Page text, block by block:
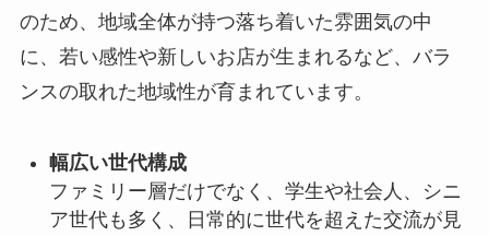
のため、地域全体が持つ落ち着いた雰囲気の中
に、若い感性や新しいお店が生まれるなど、バラ
ンスの取れた地域性が育まれています。
幅広い世代構成
ファミリー層だけでなく、学生や社会人、シニ
ア世代も多く、日常的に世代を超えた交流が見